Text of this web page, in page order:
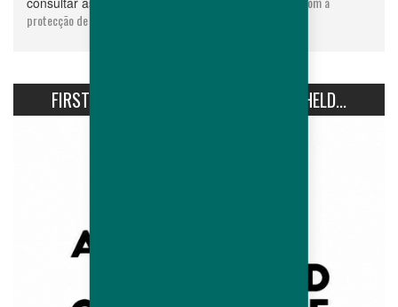
protecção de dados
FIRST AVIPRO HUBBARD CONFERENCE HELD...